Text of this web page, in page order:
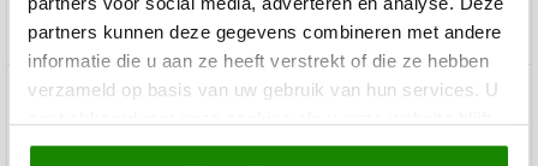
partners kunnen deze gegevens combineren met andere
informatie die u aan ze heeft verstrekt of die ze hebben
verzameld op basis van uw gebruik van hun services. U
gebruiken.
geniet van heerlijke maaltijden aan deze supersfeervolle
tafel!
Product specificaties